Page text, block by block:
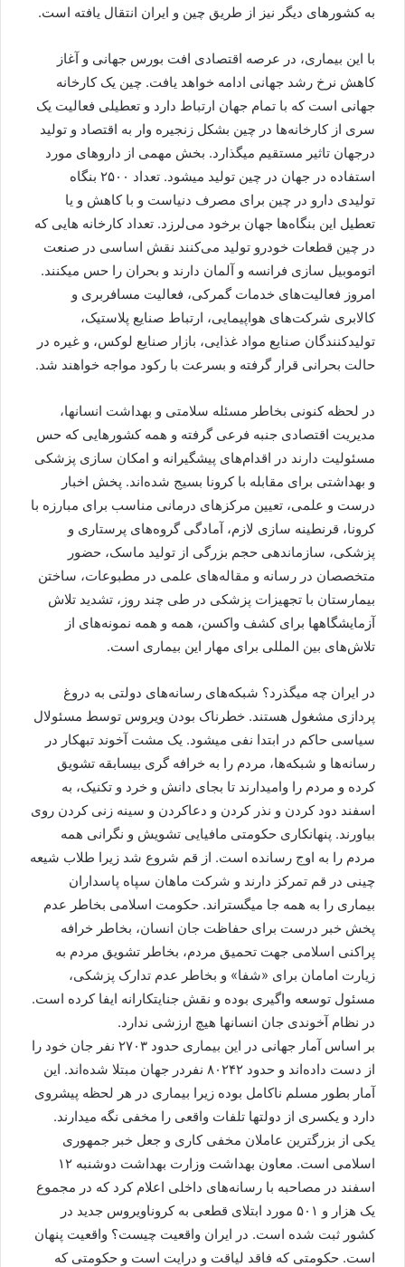
به کشورهای دیگر نیز از طریق چین و ایران انتقال یافته است.
با این بیماری، در عرصه اقتصادی افت بورس جهانی و آغاز
کاهش نرخ رشد جهانی ادامه خواهد یافت. چین یک کارخانه
جهانی است که با تمام جهان ارتباط دارد و تعطیلی فعالیت یک
سری از کارخانه‌ها در چین بشکل زنجیره وار به اقتصاد و تولید
درجهان تاثیر مستقیم میگذارد. بخش مهمی از داروهای مورد
استفاده در جهان در چین تولید میشود. تعداد ۲۵۰۰ بنگاه
تولیدی دارو در چین برای مصرف دنیاست و با کاهش و یا
تعطیل این بنگاه‌ها جهان برخود می‌لرزد. تعداد کارخانه هایی که
در چین قطعات خودرو تولید می‌کنند نقش اساسی در صنعت
اتوموبیل سازی فرانسه و آلمان دارند و بحران را حس میکنند.
امروز فعالیت‌های خدمات گمرکی، فعالیت مسافربری و
کالابری شرکت‌های هواپیمایی، ارتباط صنایع پلاستیک،
تولیدکنندگان صنایع مواد غذایی، بازار صنایع لوکس، و غیره در
حالت بحرانی قرار گرفته و بسرعت با رکود مواجه خواهند شد.
در لحظه کنونی بخاطر مسئله سلامتی و بهداشت انسانها،
مدیریت اقتصادی جنبه فرعی گرفته و همه کشورهایی که حس
مسئولیت دارند در اقدام‌های پیشگیرانه و امکان سازی پزشکی
و بهداشتی برای مقابله با کرونا بسیج شده‌اند. پخش اخبار
درست و علمی، تعیین مرکزهای درمانی مناسب برای مبارزه با
کرونا، قرنطینه سازی لازم، آمادگی گروه‌های پرستاری و
پزشکی، سازماندهی حجم بزرگی از تولید ماسک، حضور
متخصصان در رسانه و مقاله‌های علمی در مطبوعات، ساختن
بیمارستان با تجهیزات پزشکی در طی چند روز، تشدید تلاش
آزمایشگاهها برای کشف واکسن، همه و همه نمونه‌های از
تلاش‌های بین المللی برای مهار این بیماری است.
در ایران چه میگذرد؟ شبکه‌های رسانه‌های دولتی به دروغ
پردازی مشغول هستند. خطرناک بودن ویروس توسط مسئولال
سیاسی حاکم در ابتدا نفی میشود. یک مشت آخوند تبهکار در
رسانه‌ها و شبکه‌ها، مردم را به خرافه گری بیسابقه تشویق
کرده و مردم را وامیدارند تا بجای دانش و خرد و تکنیک، به
اسفند دود کردن و نذر کردن و دعاکردن و سینه زنی کردن روی
بیاورند. پنهانکاری حکومتی مافیایی تشویش و نگرانی همه
مردم را به اوج رسانده است. از قم شروع شد زیرا طلاب شیعه
چینی در قم تمرکز دارند و شرکت ماهان سپاه پاسداران
بیماری را به همه جا میگستراند. حکومت اسلامی بخاطر عدم
پخش خبر درست برای حفاظت جان انسان، بخاطر خرافه
پراکنی اسلامی جهت تحمیق مردم، بخاطر تشویق مردم به
زیارت امامان برای «شفا» و بخاطر عدم تدارک پزشکی،
مسئول توسعه واگیری بوده و نقش جنایتکارانه ایفا کرده است.
در نظام آخوندی جان انسانها هیچ ارزشی ندارد.
بر اساس آمار جهانی در این بیماری حدود ۲۷۰۳ نفر جان خود را
از دست داده‌اند و حدود ۸۰۲۴۲ نفردر جهان مبتلا شده‌اند. این
آمار بطور مسلم ناکامل بوده زیرا بیماری در هر لحظه پیشروی
دارد و یکسری از دولتها تلفات واقعی را مخفی نگه میدارند.
یکی از بزرگترین عاملان مخفی کاری و جعل خبر جمهوری
اسلامی است. معاون بهداشت وزارت بهداشت دوشنبه ۱۲
اسفند در مصاحبه با رسانه‌های داخلی اعلام کرد که در مجموع
یک هزار و ۵۰۱ مورد ابتلای قطعی به کروناویروس جدید در
کشور ثبت شده است. در ایران واقعیت چیست؟ واقعیت پنهان
است. حکومتی که فاقد لیاقت و درایت است و حکومتی که